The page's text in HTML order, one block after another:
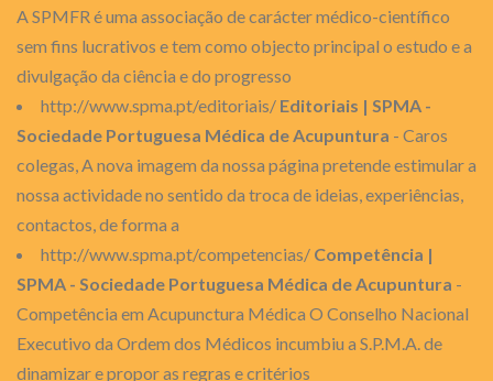
A SPMFR é uma associação de carácter médico-científico
sem fins lucrativos e tem como objecto principal o estudo e a
divulgação da ciência e do progresso
http://www.spma.pt/editoriais/ Editoriais | SPMA -
Sociedade Portuguesa Médica de Acupuntura - Caros
colegas, A nova imagem da nossa página pretende estimular a
nossa actividade no sentido da troca de ideias, experiências,
contactos, de forma a
http://www.spma.pt/competencias/ Competência |
SPMA - Sociedade Portuguesa Médica de Acupuntura -
Competência em Acupunctura Médica O Conselho Nacional
Executivo da Ordem dos Médicos incumbiu a S.P.M.A. de
dinamizar e propor as regras e critérios